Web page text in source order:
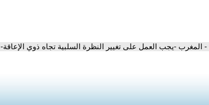
- المغرب -يجب العمل على تغيير النظرة السلبية تجاه ذوي الإعاقة-